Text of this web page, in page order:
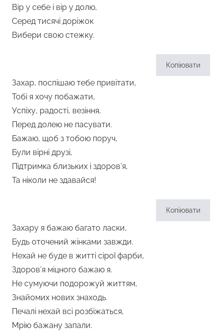
Вір у себе і вір у долю,
Серед тисячі доріжок
Вибери свою стежку.
Копіювати
Захар, поспішаю тебе привітати,
Тобі я хочу побажати,
Успіху, радості, везіння,
Перед долею не пасувати.
Бажаю, щоб з тобою поруч,
Були вірні друзі,
Підтримка близьких і здоров’я,
Та ніколи не здавайся!
Копіювати
Захару я бажаю багато ласки,
Будь оточений жінками завжди.
Нехай не буде в житті сірої фарби,
Здоров’я міцного бажаю я.
Не сумуючи подорожуй життям,
Знайомих нових знаходь.
Печалі нехай всі розбіжаться,
Мрію бажану запали.